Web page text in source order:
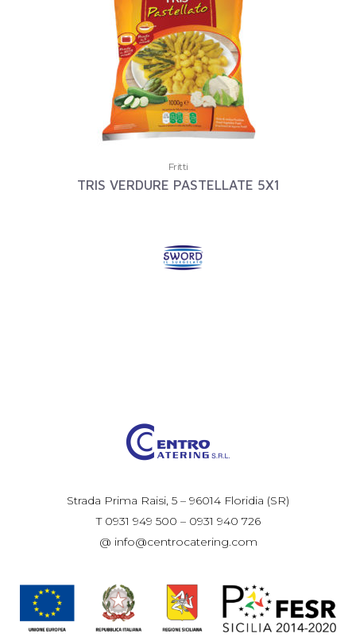
Fritti
TRIS VERDURE PASTELLATE 5X1
Strada Prima Raisi, 5 – 96014 Floridia (SR)
T 0931 949 500 – 0931 940 726
@ info@centrocatering.com